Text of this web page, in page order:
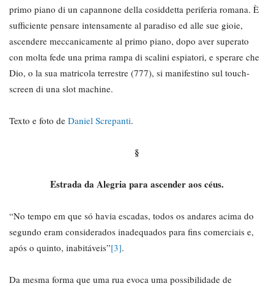
primo piano di un capannone della cosiddetta periferia romana. È
sufficiente pensare intensamente al paradiso ed alle sue gioie,
ascendere meccanicamente al primo piano, dopo aver superato
con molta fede una prima rampa di scalini espiatori, e sperare che
Dio, o la sua matricola terrestre (777), si manifestino sul touch-
screen di una slot machine.
Texto e foto de Daniel Screpanti.
§
Estrada da Alegria para ascender aos céus.
“No tempo em que só havia escadas, todos os andares acima do
segundo eram considerados inadequados para fins comerciais e,
após o quinto, inabitáveis”[3].
Da mesma forma que uma rua evoca uma possibilidade de